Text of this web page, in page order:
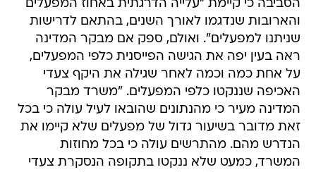
הסביבה כי קיימת "עלייה הדרגתית באחוז המפעלים
והארובות שנדגמו לאורך השנים, בהתאם לדרישות
שניתנו למפעלים". ואולם, ספק אם מבקר המדינה
ראה בעין יפה את הגישה הפייסנית כלפי המפעלים,
על אחת כמה וכמה לאחר שגילה את היקף צעדי
האכיפה שננקטו כלפי המפעלים. "משרד מבקר
המדינה מעיר כי מהנתונים שהובאו לעיל עולה כי בכל
זאת מדובר בשיעור גדול של מפעלים שלא קיימו את
הנדרש מהם. מהתרשים עולה כי בכל מחוזות
המשרד, כמעט שלא ננקטו בתקופה הנסקרת צעדי